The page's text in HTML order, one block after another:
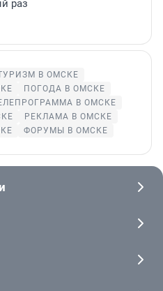
раз
В ОМСКЕ
ПОГОДА В ОМСКЕ
В ОМСКЕ
РЕКЛАМА В ОМСКЕ
ФОРУМЫ В ОМСКЕ